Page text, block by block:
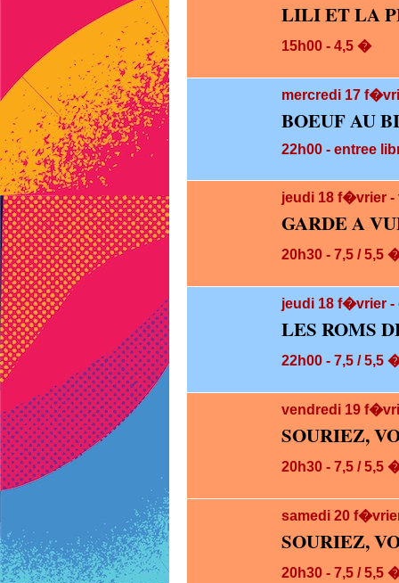
LILI ET LA
15h00 - 4,5 �
mercredi 17
BOEUF AU
22h00 - entree
jeudi 18 f�vrier
GARDE A
20h30 - 7,5 / 5,5
jeudi 18 f�vrier -
LES ROMS
22h00 - 7,5 / 5,5
vendredi 19
SOURIEZ,
20h30 - 7,5 / 5,5
samedi 20
SOURIEZ,
20h30 - 7,5 / 5,5